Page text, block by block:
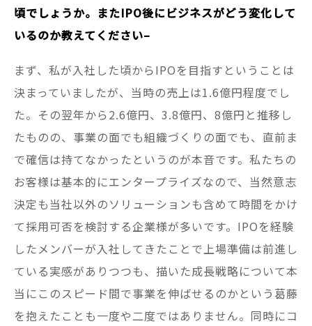
頃でしょうか。またIPO後にビジネスがどう変化して
いるのか教えてください–
まず、私が入社した頃からIPOを目指すということは
決まっていましたが、当時の売上は1.6億円程度でし
た。その翌年から2.6億円、3.8億円、8億円と推移し
たものの、事業の面でも組織づくりの面でも、直前ま
で確信は持てなかったというのが本音です。私たちの
お客様は基本的にエンタープライズなので、当然意志
決定も当社以外のソリューションも含めて時間をかけ
て採用可否を検討する企業様が多いです。IPOを経験
したメンバーが入社してきたことで上場準備は前進し
ている実感がありつつも、描いた成長戦略について本
当にこのスピード間で事業を伸ばせるのかという葛藤
を抱えたことも一度や二度ではありません。同時にコ